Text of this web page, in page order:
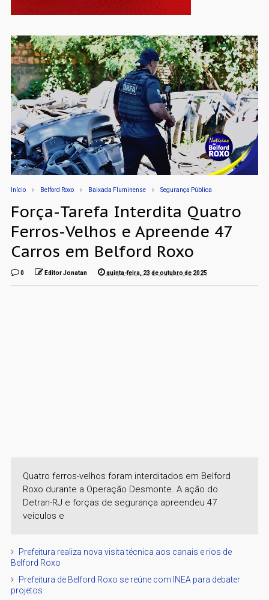
Início Belford Roxo Baixada Fluminense Segurança Pública
Força-Tarefa Interdita Quatro
Ferros-Velhos e Apreende 47
Carros em Belford Roxo
0 Editor Jonatan quinta-feira, 23 de outubro de 2025
Quatro ferros-velhos foram interditados em Belford
Roxo durante a Operação Desmonte. A ação do
Detran-RJ e forças de segurança apreendeu 47
veículos e
Prefeitura realiza nova visita técnica aos canais e rios de
Belford Roxo
Prefeitura de Belford Roxo se reúne com INEA para debater
projetos